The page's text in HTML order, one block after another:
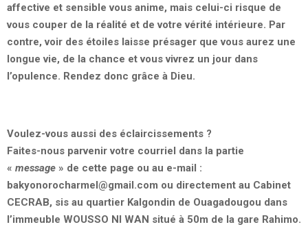
affective et sensible vous anime, mais celui-ci risque de
vous couper de la réalité et de votre vérité intérieure. Par
contre, voir des étoiles laisse présager que vous aurez une
longue vie, de la chance et vous vivrez un jour dans
l’opulence. Rendez donc grâce à Dieu.
Voulez-vous aussi des éclaircissements ?
Faites-nous parvenir votre courriel dans la partie
« message » de cette page ou au e-mail :
bakyonorocharmel@gmail.com ou directement au Cabinet
CECRAB, sis au quartier Kalgondin de Ouagadougou dans
l’immeuble WOUSSO NI WAN situé à 50m de la gare Rahimo.